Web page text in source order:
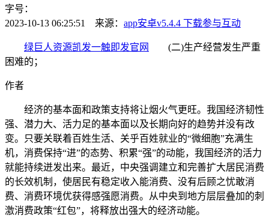
字号：
2023-10-13 06:25:51 来源： app安卓v5.4.4 下载参与互动
绿巨人资源凯发一触即发官网
(二)生产经营发生严重
困难的；
作者
经济的基本面和政策支持将让烟火气更旺。我国经济韧性
强、潜力大、活力足的基本面以及长期向好的趋势并没有改
变。只要关联着百姓生活、关乎百姓就业的“微细胞”充满生
机，消费保持“进”的态势、积累“强”的动能，我国经济的活力
就能持续迸发出来。最近，中央强调建立和完善扩大居民消费
的长效机制，使居民有稳定收入能消费、没有后顾之忧敢消
费、消费环境优获得感强愿消费。从中央到地方层层叠加的刺
激消费政策“红包”，将释放出强大的经济动能。